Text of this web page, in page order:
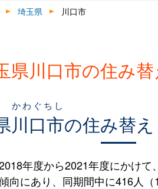
埼玉県 川口市
県川口市の住み替
川口市
かわぐちし
の住み替
年度から2021年度にかけ
向にあり、同期間中に416人